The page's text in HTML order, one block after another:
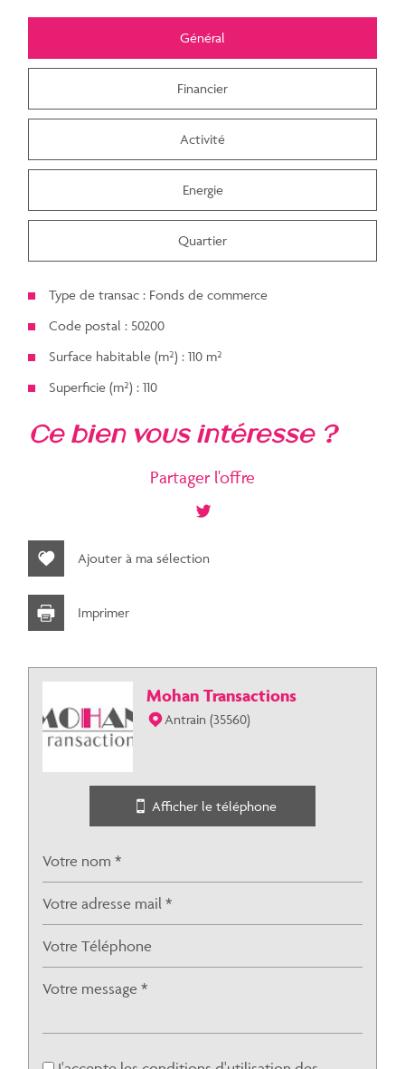
Général
Financier
Activité
Energie
Quartier
Type de transac : Fonds de commerce
Code postal : 50200
Surface habitable (m²) : 110 m²
Superficie (m²) : 110
la ville de coutances
(50200)
−
statistiques
Taxe habitation
Habitants de moins de 25 ans
30,04 %
Habitants de 25 à 55 ans
ce bien vous intéresse ?
Partager l'offre
Ajouter à ma sélection
Imprimer
Mohan Transactions
Antrain (35560)
Afficher le téléphone